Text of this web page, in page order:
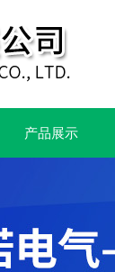
产品展示